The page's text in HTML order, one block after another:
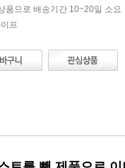
품으로 배송기간 10~20일 소요
프